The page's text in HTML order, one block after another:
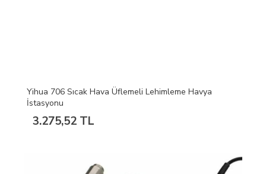
Yihua 706 Sıcak Hava Üflemeli Lehimleme Havya
İstasyonu
3.275,52 TL